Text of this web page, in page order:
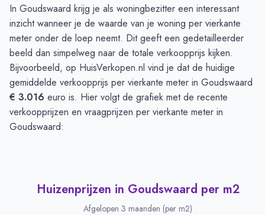
Huizenprijzen in Goudswaard-Afgelopen 3 maanden
Type
Bedrag
Vraagprijs in euro's
€ 451.000
Verkoopprijs in euro's
€ 368.000
In Goudswaard krijg je als woningbezitter een interessant
inzicht wanneer je de waarde van je woning per vierkante
meter onder de loep neemt. Dit geeft een gedetailleerder
beeld dan simpelweg naar de totale verkoopprijs kijken.
Bijvoorbeeld, op HuisVerkopen.nl vind je dat de huidige
gemiddelde verkoopprijs per vierkante meter in Goudswaard
€ 3.016 euro is. Hier volgt de grafiek met de recente
verkoopprijzen en vraagprijzen per vierkante meter in
Goudswaard:
Huizenprijzen in Goudswaard per m2
Afgelopen 3 maanden (per m2)